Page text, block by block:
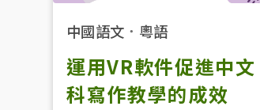
中國語文 ． 粵語
運用VR軟件促進中文
科寫作教學的成效